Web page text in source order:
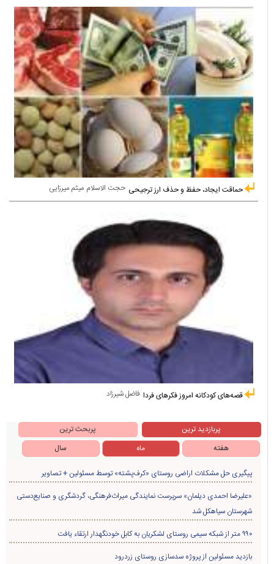
حجت الاسلام میثم میرزایی حماقت ایجاد، حفظ و حذف ارز ترجیحی
فاضل شیرزاد قصه‌های کودکانه امروز فکرهای فردا
پربازدید ترین
پربحث ترین
هفته
ماه سال
پیگیری حل مشکلات اراضی روستای «کرف‌پشته» توسط مسئولین + تصاویر
«علیرضا احمدی دیلمان» سرپرست نمایندگی میراث‌فرهنگی، گردشگری و صنایع‌دستی
شهرستان سیاهکل شد
۹۹۰ متر از شبکه سیمی روستای لشکریان به کابل خودنگهدار ارتقاء یافت
بازدید مسئولین از پروژه سدسازی روستای زردرود